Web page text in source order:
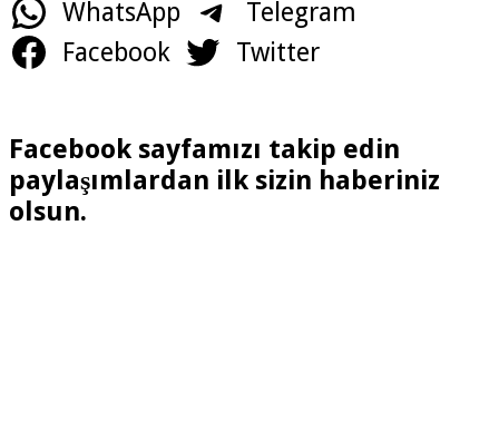
WhatsApp
Telegram
Facebook
Twitter
Facebook sayfamızı takip edin
paylaşımlardan ilk sizin haberiniz
olsun.